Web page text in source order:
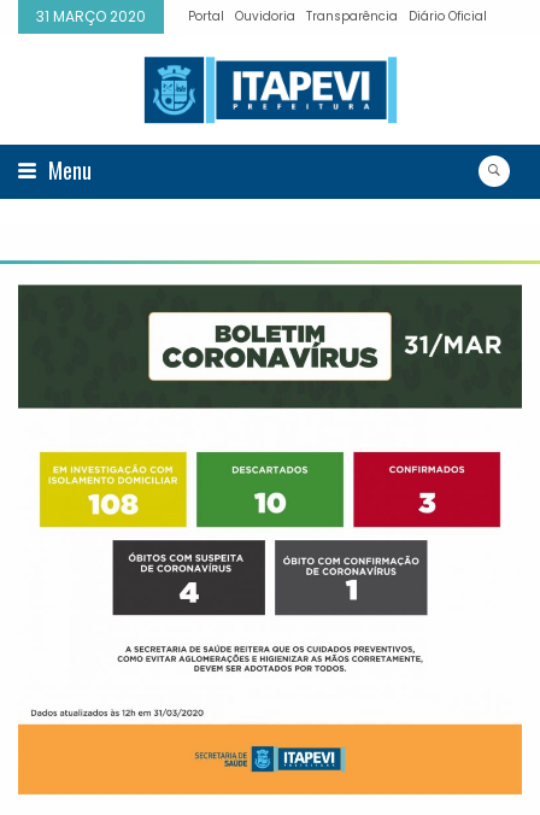
31 MARÇO 2020 Portal Ouvidoria Transparência Diário Oficial
Menu